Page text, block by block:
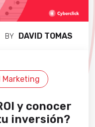
BY DAVID TOMAS
Marketing
y conocer
inversión?